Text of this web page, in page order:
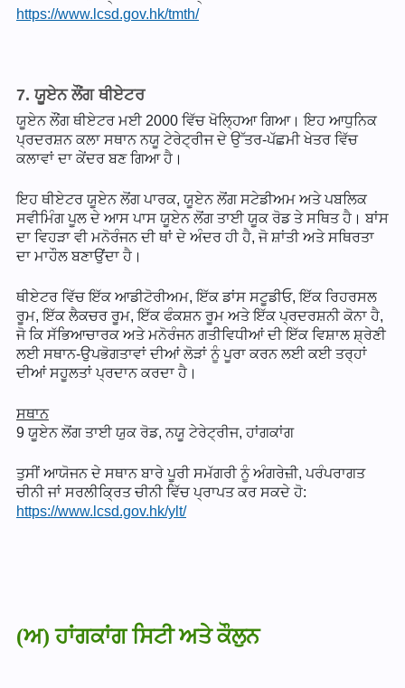
https://www.lcsd.gov.hk/tmth/
7. ਯੂਏਨ ਲੌਂਗ ਥੀਏਟਰ
ਯੂਏਨ ਲੌਂਗ ਥੀਏਟਰ ਮਈ 2000 ਵਿੱਚ ਖੋਲ੍ਹਿਆ ਗਿਆ। ਇਹ ਆਧੁਨਿਕ
ਪ੍ਰਦਰਸ਼ਨ ਕਲਾ ਸਥਾਨ ਨਯੂ ਟੇਰੇਟ੍ਰੀਜ ਦੇ ਉੱਤਰ-ਪੱਛਮੀ ਖੇਤਰ ਵਿੱਚ
ਕਲਾਵਾਂ ਦਾ ਕੇਂਦਰ ਬਣ ਗਿਆ ਹੈ।
ਇਹ ਥੀਏਟਰ ਯੂਏਨ ਲੋਂਗ ਪਾਰਕ, ਯੂਏਨ ਲੋਂਗ ਸਟੇਡੀਅਮ ਅਤੇ ਪਬਲਿਕ
ਸਵੀਮਿੰਗ ਪੂਲ ਦੇ ਆਸ ਪਾਸ ਯੂਏਨ ਲੋਂਗ ਤਾਈ ਯੂਕ ਰੋਡ ਤੇ ਸਥਿਤ ਹੈ। ਬਾਂਸ
ਦਾ ਵਿਹੜਾ ਵੀ ਮਨੋਰੰਜਨ ਦੀ ਥਾਂ ਦੇ ਅੰਦਰ ਹੀ ਹੈ, ਜੋ ਸ਼ਾਂਤੀ ਅਤੇ ਸਥਿਰਤਾ
ਦਾ ਮਾਹੌਲ ਬਣਾਉਂਦਾ ਹੈ।
ਥੀਏਟਰ ਵਿੱਚ ਇੱਕ ਆਡੀਟੋਰੀਅਮ, ਇੱਕ ਡਾਂਸ ਸਟੂਡੀਓ, ਇੱਕ ਰਿਹਰਸਲ
ਰੂਮ, ਇੱਕ ਲੈਕਚਰ ਰੂਮ, ਇੱਕ ਫੰਕਸ਼ਨ ਰੂਮ ਅਤੇ ਇੱਕ ਪ੍ਰਦਰਸ਼ਨੀ ਕੋਨਾ ਹੈ,
ਜੋ ਕਿ ਸੱਭਿਆਚਾਰਕ ਅਤੇ ਮਨੋਰੰਜਨ ਗਤੀਵਿਧੀਆਂ ਦੀ ਇੱਕ ਵਿਸ਼ਾਲ ਸ਼੍ਰੇਣੀ
ਲਈ ਸਥਾਨ-ਉਪਭੋਗਤਾਵਾਂ ਦੀਆਂ ਲੋੜਾਂ ਨੂੰ ਪੂਰਾ ਕਰਨ ਲਈ ਕਈ ਤਰ੍ਹਾਂ
ਦੀਆਂ ਸਹੂਲਤਾਂ ਪ੍ਰਦਾਨ ਕਰਦਾ ਹੈ।
ਸਥਾਨ
9 ਯੂਏਨ ਲੋਂਗ ਤਾਈ ਯੁਕ ਰੋਡ, ਨਯੂ ਟੇਰੇਟ੍ਰੀਜ, ਹਾਂਗਕਾਂਗ
ਤੁਸੀਂ ਆਯੋਜਨ ਦੇ ਸਥਾਨ ਬਾਰੇ ਪੂਰੀ ਸਮੱਗਰੀ ਨੂੰ ਅੰਗਰੇਜ਼ੀ, ਪਰੰਪਰਾਗਤ
ਚੀਨੀ ਜਾਂ ਸਰਲੀਕ੍ਰਿਤ ਚੀਨੀ ਵਿੱਚ ਪ੍ਰਾਪਤ ਕਰ ਸਕਦੇ ਹੋ:
https://www.lcsd.gov.hk/ylt/
(ਅ) ਹਾਂਗਕਾਂਗ ਸਿਟੀ ਅਤੇ ਕੌਲੁਨ